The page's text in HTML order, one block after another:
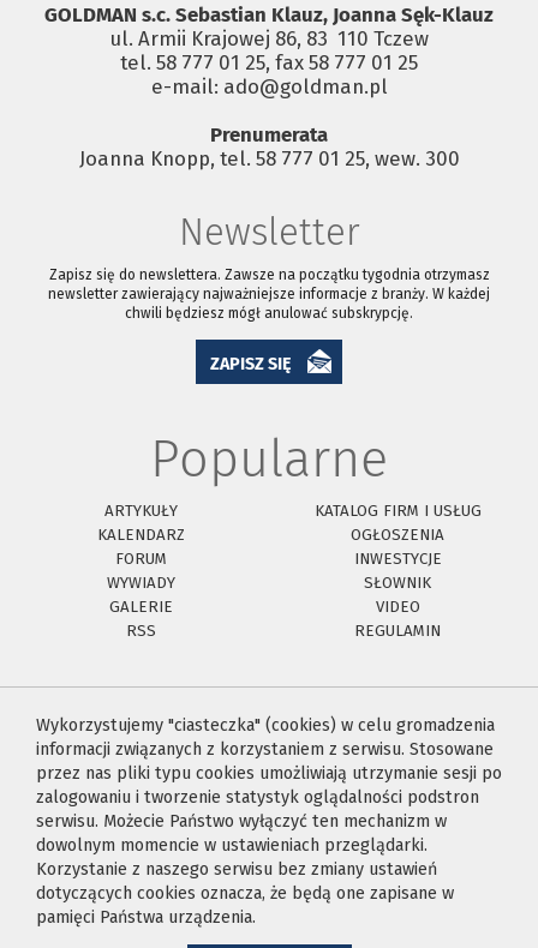
GOLDMAN s.c. Sebastian Klauz, Joanna Sęk-Klauz
ul. Armii Krajowej 86, 83 ­ 110 Tczew
tel. 58 777 01 25, fax 58 777 01 25
e-mail: ado@goldman.pl
Prenumerata
Joanna Knopp, tel. 58 777 01 25, wew. 300
Newsletter
Zapisz się do newslettera. Zawsze na początku tygodnia otrzymasz
newsletter zawierający najważniejsze informacje z branży. W każdej
chwili będziesz mógł anulować subskrypcję.
ZAPISZ SIĘ
Popularne
ARTYKUŁY
KATALOG FIRM I USŁUG
KALENDARZ
OGŁOSZENIA
FORUM
INWESTYCJE
WYWIADY
SŁOWNIK
GALERIE
VIDEO
RSS
REGULAMIN
Wykorzystujemy "ciasteczka" (cookies) w celu gromadzenia
informacji związanych z korzystaniem z serwisu. Stosowane
przez nas pliki typu cookies umożliwiają utrzymanie sesji po
zalogowaniu i tworzenie statystyk oglądalności podstron
serwisu. Możecie Państwo wyłączyć ten mechanizm w
dowolnym momencie w ustawieniach przeglądarki.
Korzystanie z naszego serwisu bez zmiany ustawień
dotyczących cookies oznacza, że będą one zapisane w
pamięci Państwa urządzenia.